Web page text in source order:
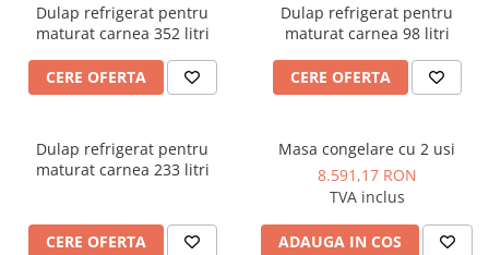
Dulap refrigerat pentru
maturat carnea 352 litri
CERE OFERTA
Dulap refrigerat pentru
maturat carnea 98 litri
CERE OFERTA
Dulap refrigerat pentru
maturat carnea 233 litri
CERE OFERTA
Masa congelare cu 2 usi
8.591,17 RON
TVA inclus
ADAUGA IN COS